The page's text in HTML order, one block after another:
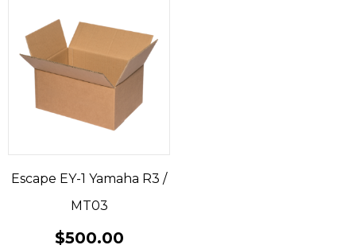
Escape EY-1 Yamaha R3 /
MT03
$500.00